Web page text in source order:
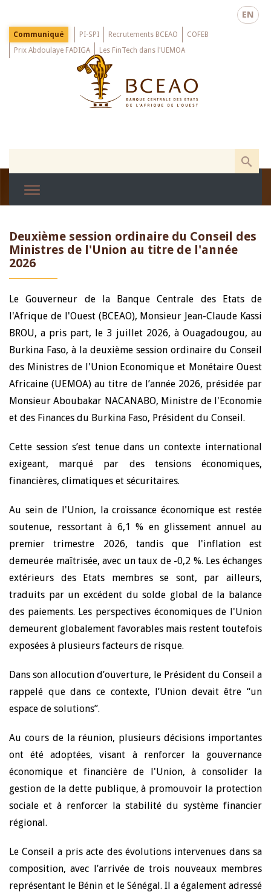
main
EN
Menu
Top
Communiqué PI-SPI Recrutements BCEAO
COFEB
Prix Abdoulaye FADIGA
Les FinTech dans l'UEMOA
Deuxième session ordinaire du Conseil des
Ministres de l'Union au titre de l'année
2026
Le Gouverneur de la Banque Centrale des Etats de
l'Afrique de l'Ouest (BCEAO), Monsieur Jean-Claude Kassi
BROU, a pris part, le 3 juillet 2026, à Ouagadougou, au
Burkina Faso, à la deuxième session ordinaire du Conseil
des Ministres de l'Union Economique et Monétaire Ouest
Africaine (UEMOA) au titre de l’année 2026, présidée par
Monsieur Aboubakar NACANABO, Ministre de l'Economie
et des Finances du Burkina Faso, Président du Conseil.
Cette session s’est tenue dans un contexte international
exigeant, marqué par des tensions économiques,
financières, climatiques et sécuritaires.
Au sein de l'Union, la croissance économique est restée
soutenue, ressortant à 6,1 % en glissement annuel au
premier trimestre 2026, tandis que l'inflation est
demeurée maîtrisée, avec un taux de -0,2 %. Les échanges
extérieurs des Etats membres se sont, par ailleurs,
traduits par un excédent du solde global de la balance
des paiements. Les perspectives économiques de l'Union
demeurent globalement favorables mais restent toutefois
exposées à plusieurs facteurs de risque.
Dans son allocution d’ouverture, le Président du Conseil a
rappelé que dans ce contexte, l’Union devait être “un
espace de solutions”.
Au cours de la réunion, plusieurs décisions importantes
ont été adoptées, visant à renforcer la gouvernance
économique et financière de l'Union, à consolider la
gestion de la dette publique, à promouvoir la protection
sociale et à renforcer la stabilité du système financier
régional.
Le Conseil a pris acte des évolutions intervenues dans sa
composition, avec l’arrivée de trois nouveaux membres
représentant le Bénin et le Sénégal.Il a également adressé